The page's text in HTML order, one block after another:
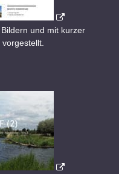
und mit kurzer